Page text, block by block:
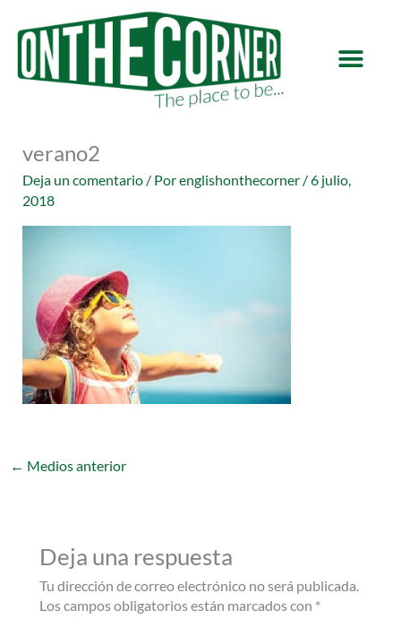
contenido
verano2
Deja un comentario / Porenglishonthecorner /6 julio,
2018
← Medios anterior
Deja una respuesta
Tu dirección de correo electrónico no será publicada.
Los campos obligatorios están marcados con *